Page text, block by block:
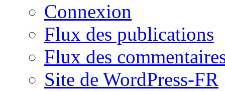
Connexion
Flux des publications
Flux des
Site de WordPress-FR